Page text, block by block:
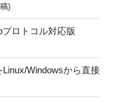
)
プロトコル対応版
Linux/Windowsから直接